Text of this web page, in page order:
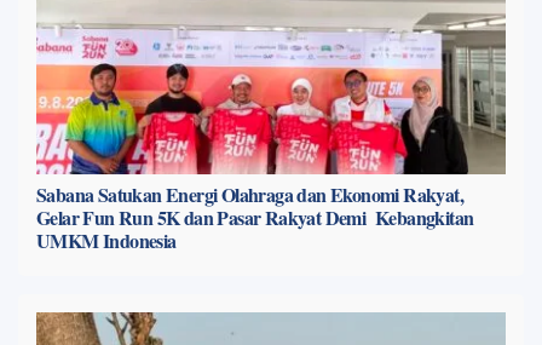
Sabana Satukan Energi Olahraga dan Ekonomi Rakyat,
Gelar Fun Run 5K dan Pasar Rakyat Demi Kebangkitan
UMKM Indonesia